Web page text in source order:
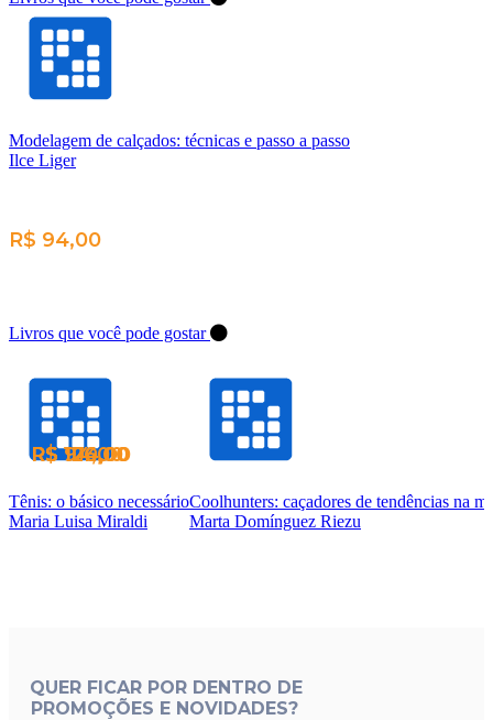
Modelagem de calçados: técnicas e passo a passo
Ilce Liger
R$ 94,00
Livros que você pode gostar
Tênis: o básico necessário
Maria Luisa Miraldi
R$ 170,00
Coolhunters: caçadores de tendências na
Marta Domínguez Riezu
R$ 94,00
R$ 126,00
R$ 104,00
QUER FICAR POR DENTRO DE
PROMOÇÕES E NOVIDADES?